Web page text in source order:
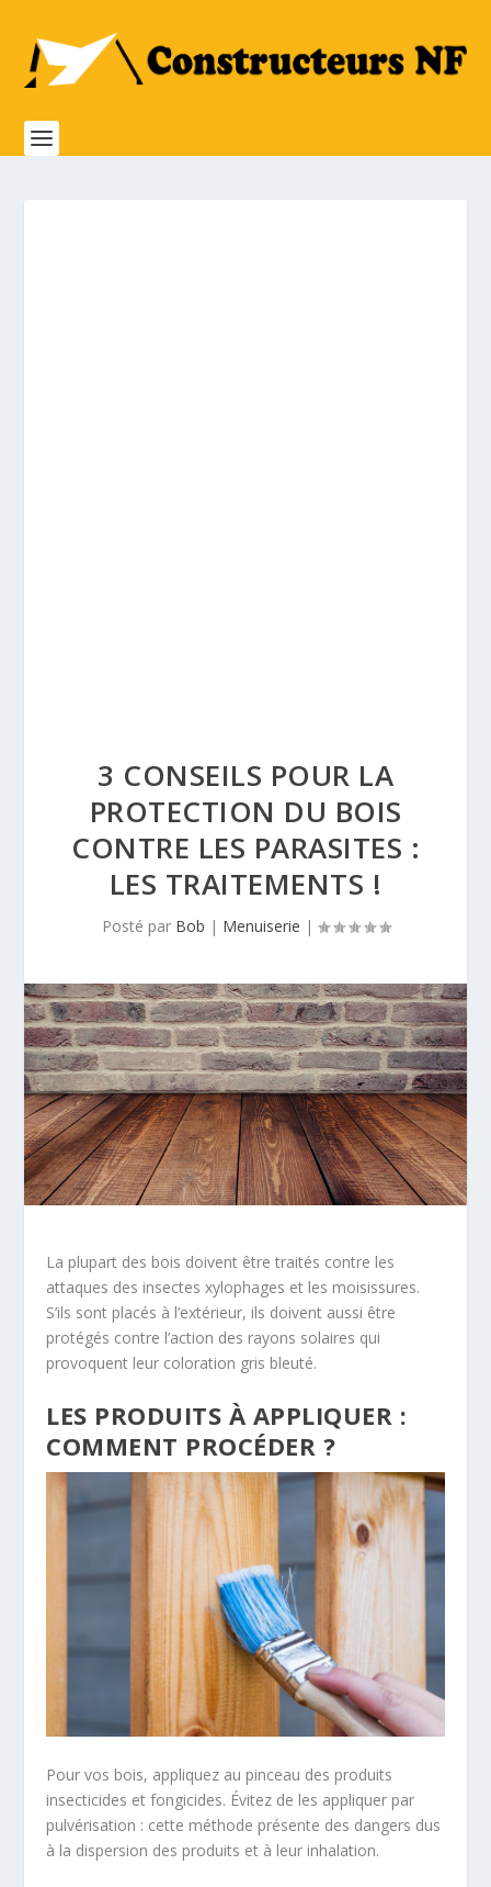
3 CONSEILS POUR LA
PROTECTION DU BOIS
CONTRE LES PARASITES :
LES TRAITEMENTS !
Posté par Bob | Menuiserie |
La plupart des bois doivent être traités contre les
attaques des insectes xylophages et les moisissures.
S’ils sont placés à l’extérieur, ils doivent aussi être
protégés contre l’action des rayons solaires qui
provoquent leur coloration gris bleuté.
LES PRODUITS À APPLIQUER :
COMMENT PROCÉDER ?
Pour vos bois, appliquez au pinceau des produits
insecticides et fongicides. Évitez de les appliquer par
pulvérisation : cette méthode présente des dangers dus
à la dispersion des produits et à leur inhalation.